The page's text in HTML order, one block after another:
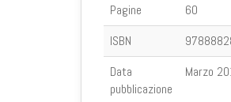
Pagine
60
ISBN
Data
pubblicazione
Marzo